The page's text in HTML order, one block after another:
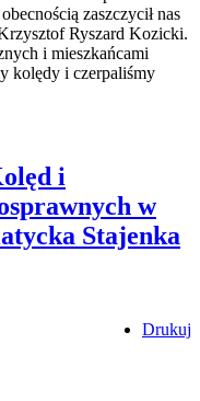
zaszczycił nas
Ryszard Kozicki.
i mieszkańcami
kolędy i czerpaliśmy
i
w
Stajenka
Drukuj